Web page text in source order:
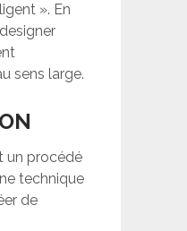
». En
sens large.
un procédé
technique
de